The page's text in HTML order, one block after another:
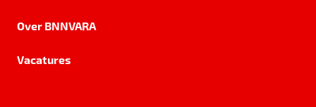
Over BNNVARA
Vacatures